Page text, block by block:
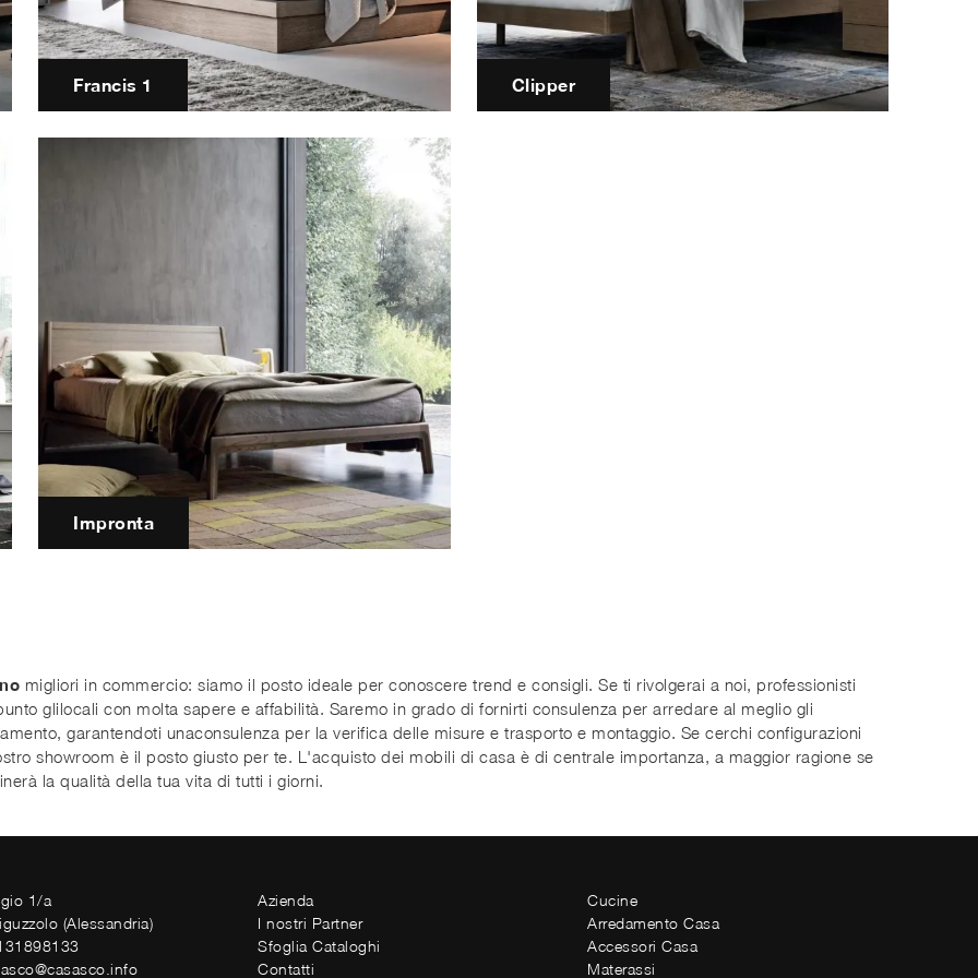
Francis 1 Clipper
Impronta
migliori in commercio: siamo il posto ideale per conoscere trend e consigli. Se ti rivolgerai a noi, professionisti
glilocali con molta sapere e affabilità. Saremo in grado di fornirti consulenza per arredare al meglio gli
garantendoti unaconsulenza per la verifica delle misure e trasporto e montaggio. Se cerchi configurazioni
showroom è il posto giusto per te. L'acquisto dei mobili di casa è di centrale importanza, a maggior ragione se
la qualità della tua vita di tutti i giorni.
1/a
(Alessandria)
Azienda
I nostri Partner
Sfoglia Cataloghi
Contatti
Cucine
Arredamento Casa
Accessori Casa
Materassi